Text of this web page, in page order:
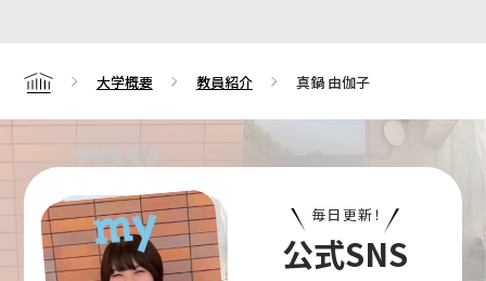
Home 大学概要 教員紹介 真鍋 由伽子
毎日更新！
公式SNS